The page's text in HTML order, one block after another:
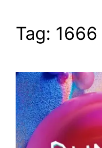
Tag: